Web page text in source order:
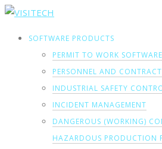
SOFTWARE PRODUCTS
PERMIT TO WORK SOFTWARE
PERSONNEL AND
INDUSTRIAL SAFETY
INCIDENT MANAGEMENT
DANGEROUS (WORKING)
HAZARDOUS PRODUCTION